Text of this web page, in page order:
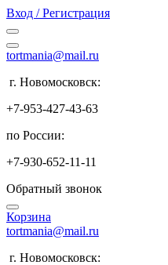
Вход / Регистрация
tortmania@mail.ru
г. Новомосковск:
+7-953-427-43-63
по России:
+7-930-652-11-11
Обратный звонок
Корзина
tortmania@mail.ru
г. Новомосковск: